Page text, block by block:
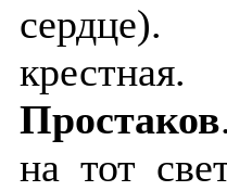
крестная.
Простаков
на тот